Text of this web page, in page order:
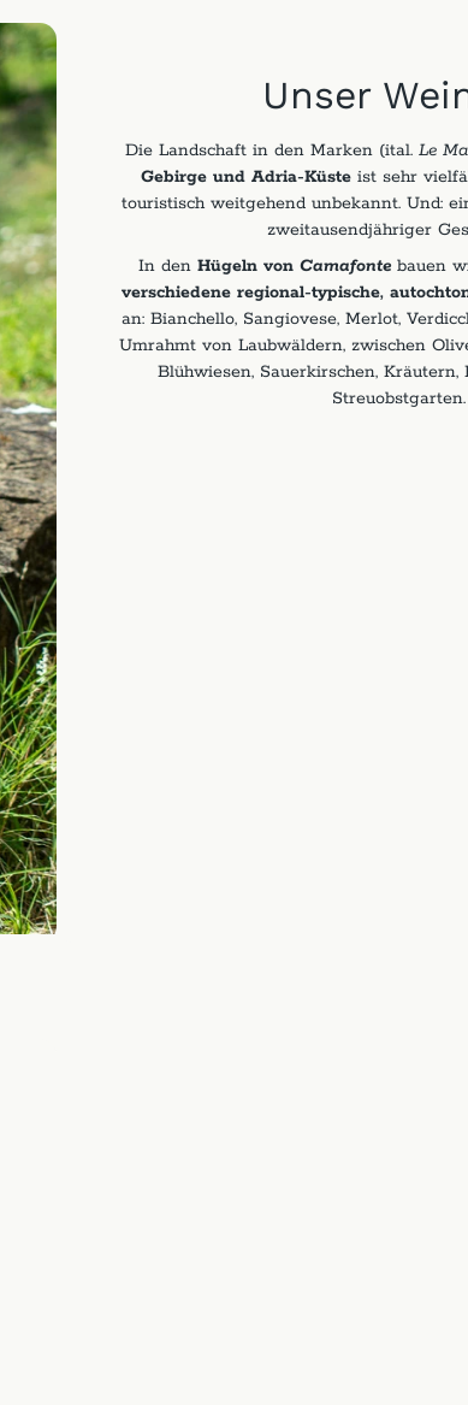
Unser
Die Landschaft in den Marken (ital. Le
Gebirge und Adria-Küste ist sehr
touristisch weitgehend unbekannt. Und:
zweitausendjähriger
In den Hügeln von Camafontebauen
verschiedene regional-typische,
an: Bianchello, Sangiovese, Merlot,
Umrahmt von Laubwäldern, zwischen
Blühwiesen, Sauerkirschen,
Streuobstgarten.